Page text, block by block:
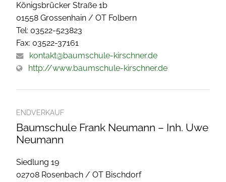
Königsbrücker Straße 1b
01558 Grossenhain / OT Folbern
Tel: 03522-523823
Fax: 03522-37161
kontakt@baumschule-kirschner.de
http://www.baumschule-kirschner.de
ENDVERKAUF
Baumschule Frank Neumann – Inh. Uwe
Neumann
Siedlung 19
02708 Rosenbach / OT Bischdorf